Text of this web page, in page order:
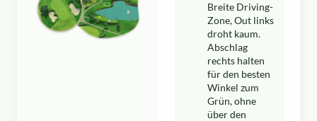
Breite Driving-
Zone, Out links
droht kaum.
Abschlag
rechts halten
für den besten
Winkel zum
Grün, ohne
über den